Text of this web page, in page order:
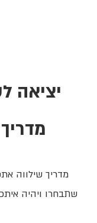
יציאה
מדריך שילווה
שתבחרו ויהיה